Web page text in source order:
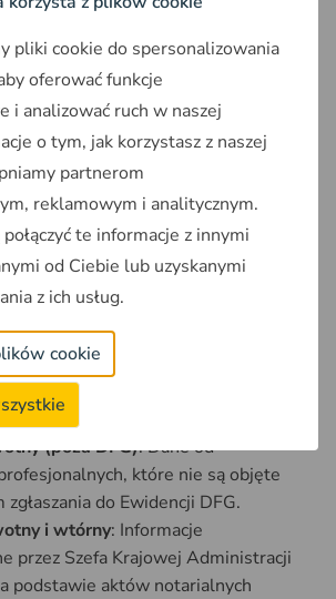
ceny działek, mieszkań i domów
o terenie OnGeo.pl
Portalu DOM
gromadził dane z trzech głównych
: Informacje o umowach
i domów jednorodzinnych
prowadzenia
rachunku powierniczego,
podmiotów zgłaszających dane do
Funduszu
(poza DFG): Dane od
które nie są objęte
do Ewidencji DFG.
i wtórny: Informacje
przez Szefa Krajowej Administracji
podstawie aktów notarialnych
pliki cookie do spersonalizowania
oferować funkcje
i analizować ruch w naszej
o tym, jak korzystasz z naszej
partnerom
reklamowym i analitycznym.
te informacje z innymi
od Ciebie lub uzyskanymi
z ich usług.
cookie